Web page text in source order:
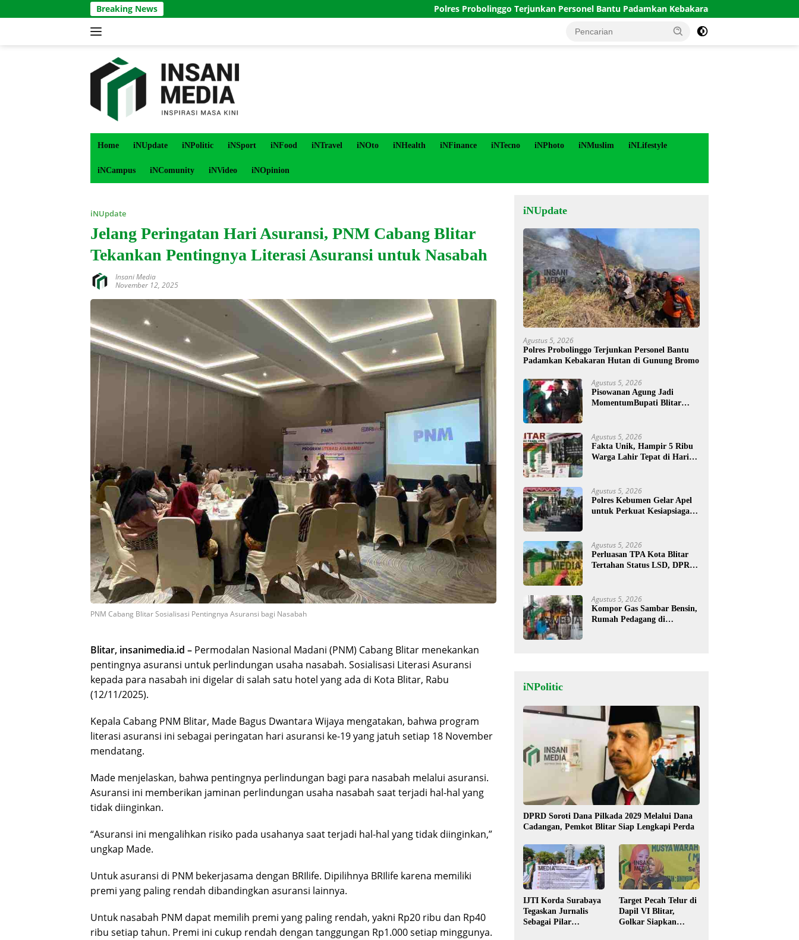
ke
Breaking News Polres Probolinggo Terjunkan Personel Bantu Padamkan Kebakaran Hutan di Gunung Bromo
Home iNUpdate iNPolitic iNSport iNFood iNTravel iNOto iNHealth iNFinance iNTecno iNPhoto iNMuslim iNLifestyle
iNCampus iNComunity iNVideo iNOpinion
iNUpdate
Jelang Peringatan Hari Asuransi, PNM Cabang Blitar
Tekankan Pentingnya Literasi Asuransi untuk Nasabah
Insani Media
November 12, 2025
PNM Cabang Blitar Sosialisasi Pentingnya Asuransi bagi Nasabah
Blitar, insanimedia.id – Permodalan Nasional Madani (PNM) Cabang Blitar menekankan
pentingnya asuransi untuk perlindungan usaha nasabah. Sosialisasi Literasi Asuransi
kepada para nasabah ini digelar di salah satu hotel yang ada di Kota Blitar, Rabu
(12/11/2025).
Kepala Cabang PNM Blitar, Made Bagus Dwantara Wijaya mengatakan, bahwa program
literasi asuransi ini sebagai peringatan hari asuransi ke-19 yang jatuh setiap 18 November
mendatang.
Made menjelaskan, bahwa pentingnya perlindungan bagi para nasabah melalui asuransi.
Asuransi ini memberikan jaminan perlindungan usaha nasabah saat terjadi hal-hal yang
tidak diinginkan.
“Asuransi ini mengalihkan risiko pada usahanya saat terjadi hal-hal yang tidak diinginkan,”
ungkap Made.
Untuk asuransi di PNM bekerjasama dengan BRIlife. Dipilihnya BRIlife karena memiliki
premi yang paling rendah dibandingkan asuransi lainnya.
Untuk nasabah PNM dapat memilih premi yang paling rendah, yakni Rp20 ribu dan Rp40
ribu setiap tahun. Premi ini cukup rendah dengan tanggungan Rp1.000 setiap minggunya.
iNUpdate
Agustus 5, 2026
Polres Probolinggo Terjunkan Personel Bantu
Padamkan Kebakaran Hutan di Gunung Bromo
Agustus 5, 2026
Pisowanan Agung Jadi
MomentumBupati Blitar
Kesejahteraan Warga
Agustus 5, 2026
Fakta Unik, Hampir 5 Ribu
Warga Lahir Tepat di Hari
Agustus 5, 2026
Polres Kebumen Gelar Apel
untuk Perkuat Kesiapsiagaan
Agustus 5, 2026
Perluasan TPA Kota Blitar
Tertahan Status LSD, DPRD
Agustus 5, 2026
Kompor Gas Sambar Bensin,
Rumah Pedagang di
iNPolitic
DPRD Soroti Dana Pilkada 2029 Melalui Dana
Cadangan, Pemkot Blitar Siap Lengkapi Perda
IJTI Korda Surabaya
Tegaskan Jurnalis
Sebagai Pilar
Target Pecah Telur di
Dapil VI Blitar,
Golkar Siapkan